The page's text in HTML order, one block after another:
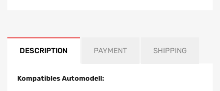
DESCRIPTION PAYMENT SHIPPING
Kompatibles Automodell: